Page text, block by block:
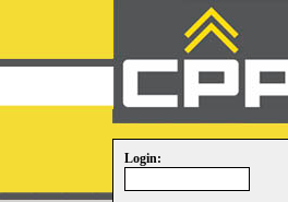
Login: